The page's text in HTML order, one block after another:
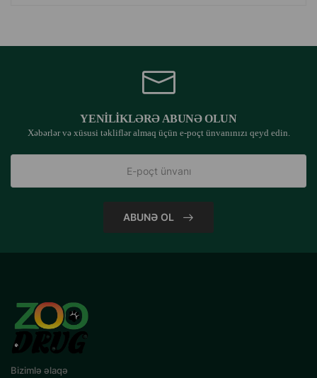
YENILIKLƏRƏ ABUNƏ OLUN
Xəbərlər və xüsusi təkliflər almaq üçün e-poçt ünvanınızı qeyd edin.
ABUNƏ OL
Bizimlə əlaqə